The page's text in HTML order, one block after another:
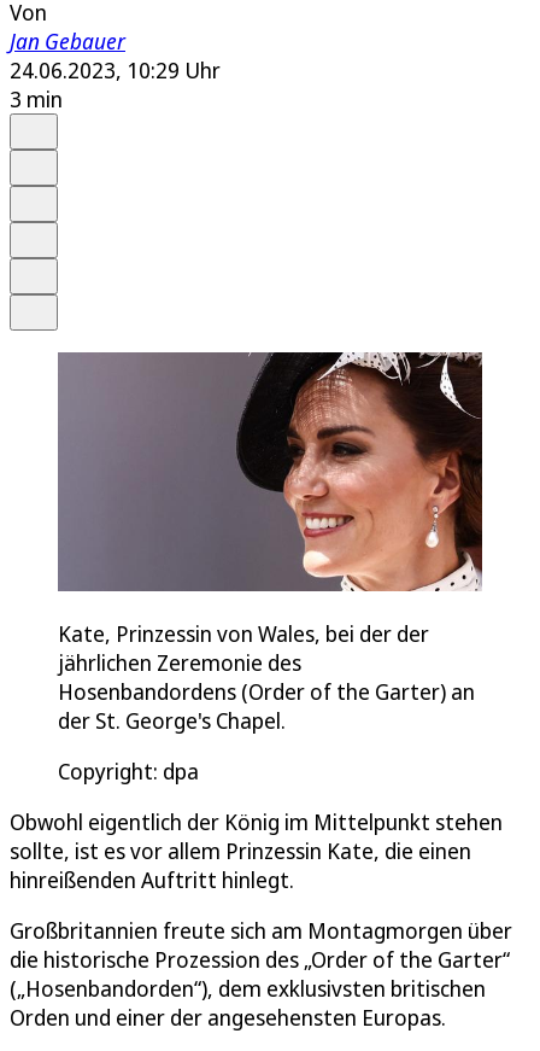
Von
Jan Gebauer
24.06.2023, 10:29 Uhr
3 min
Kate, Prinzessin von Wales, bei der der
jährlichen Zeremonie des
Hosenbandordens (Order of the Garter) an
der St. George's Chapel.
Copyright: dpa
Obwohl eigentlich der König im Mittelpunkt stehen
sollte, ist es vor allem Prinzessin Kate, die einen
hinreißenden Auftritt hinlegt.
Großbritannien freute sich am Montagmorgen über
die historische Prozession des „Order of the Garter“
(„Hosenbandorden“), dem exklusivsten britischen
Orden und einer der angesehensten Europas.